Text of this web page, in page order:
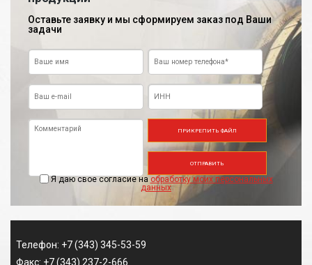
Оставьте заявку и мы сформируем заказ под Ваши
задачи
ПРИКРЕПИТЬ ФАЙЛ
Я даю свое согласие на обработку моих персональных
данных
ОТПРАВИТЬ
Телефон: +7 (343) 345-53-59
Факс: +7 (343) 237-2-666